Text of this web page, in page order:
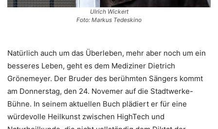
Ulrich Wickert
Foto: Markus Tedeskino
Natürlich auch um das Überleben, mehr aber noch um ein
besseres Leben, geht es dem Mediziner Dietrich
Grönemeyer. Der Bruder des berühmten Sängers kommt
am Donnerstag, den 24. Novemer auf die Stadtwerke-
Bühne. In seinem aktuellen Buch plädiert er für eine
würdevolle Heilkunst zwischen HighTech und